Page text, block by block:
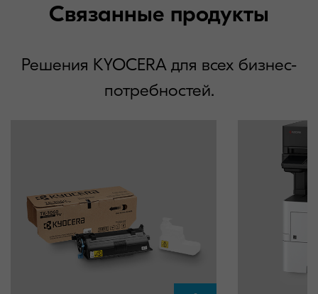
Связанные продукты
Решения KYOCERA для всех бизнес-
потребностей.